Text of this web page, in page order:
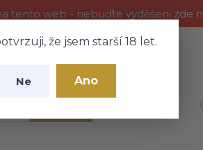
tento web - nebuďte vyděšeni zde
že jsem starší 18 let.
Ne Ano
Kontakty